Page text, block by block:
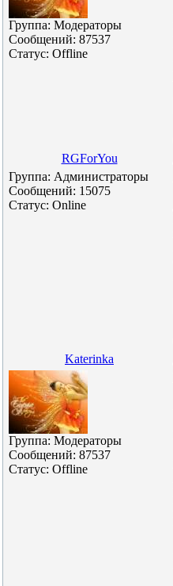
Группа: Модераторы
Сообщений: 87537
Статус: Offline
RGForYou
Группа: Администраторы
Сообщений: 15075
Статус: Online
Katerinka
Группа: Модераторы
Сообщений: 87537
Статус: Offline